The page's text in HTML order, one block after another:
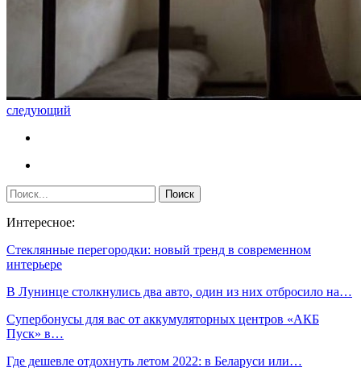
следующий
Интересное:
Стеклянные перегородки: новый тренд в современном
интерьере
В Лунинце столкнулись два авто, один из них отбросило на…
Супербонусы для вас от аккумуляторных центров «АКБ
Пуск» в…
Где дешевле отдохнуть летом 2022: в Беларуси или…